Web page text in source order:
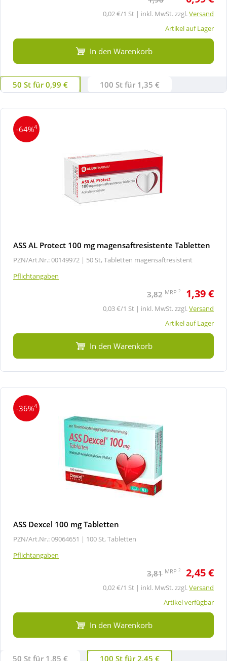
0,02 €/1 St | inkl. MwSt. zzgl.Versand
Artikel auf Lager
In den Warenkorb
50 St für 0,99 € 100 St für 1,35 €
-64%4
ASS AL Protect 100 mg magensaftresistente Tabletten
PZN/Art.Nr.: 00149972 | 50 St, Tabletten magensaftresistent
Pflichtangaben
3,82 MRP 2 1,39 €
0,03 €/1 St | inkl. MwSt. zzgl.Versand
Artikel auf Lager
In den Warenkorb
-36%4
ASS Dexcel 100 mg Tabletten
PZN/Art.Nr.: 09064651 | 100 St, Tabletten
Pflichtangaben
3,81 MRP 2 2,45 €
0,02 €/1 St | inkl. MwSt. zzgl.Versand
Artikel verfügbar
In den Warenkorb
50 St für 1,85 € 100 St für 2,45 €